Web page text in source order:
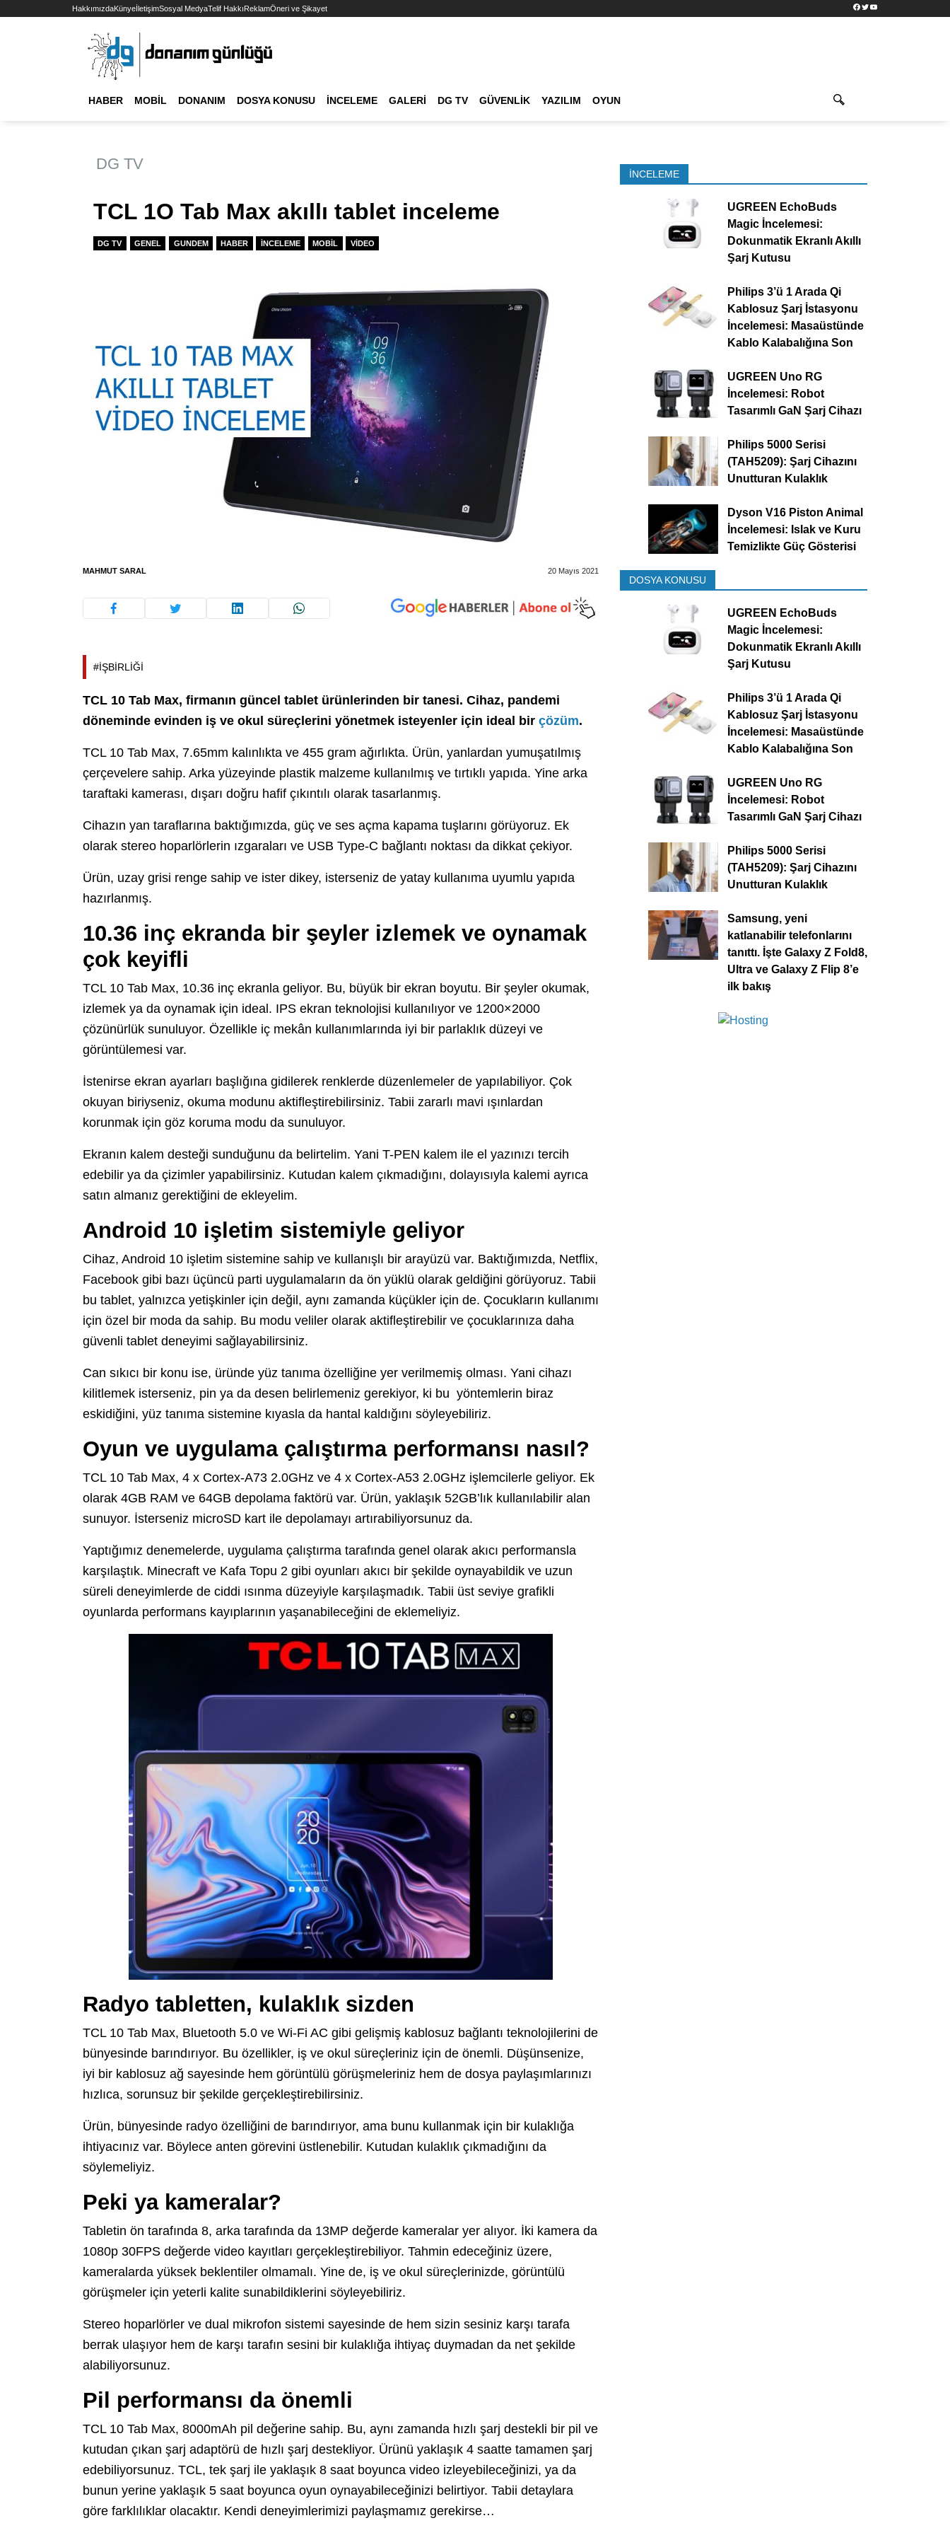
HakkımızdaKünyeİletişimSosyal MedyaTelif HakkıReklamÖneri ve Şikayet Facebook
TwitterYouTube
HABER MOBIL DONANIM DOSYA KONUSU İNCELEME GALERI DG TV GÜVENLIK YAZILIM OYUN
DG TV
TCL 1O Tab Max akıllı tablet inceleme
DG TV GENEL GUNDEM HABER İNCELEME MOBIL VIDEO
MAHMUT SARAL 20 Mayıs 2021
#İŞBİRLİĞİ
TCL 10 Tab Max, firmanın güncel tablet ürünlerinden bir tanesi. Cihaz, pandemi
döneminde evinden iş ve okul süreçlerini yönetmek isteyenler için ideal bir çözüm.
TCL 10 Tab Max, 7.65mm kalınlıkta ve 455 gram ağırlıkta. Ürün, yanlardan yumuşatılmış
çerçevelere sahip. Arka yüzeyinde plastik malzeme kullanılmış ve tırtıklı yapıda. Yine arka
taraftaki kamerası, dışarı doğru hafif çıkıntılı olarak tasarlanmış.
Cihazın yan taraflarına baktığımızda, güç ve ses açma kapama tuşlarını görüyoruz. Ek
olarak stereo hoparlörlerin ızgaraları ve USB Type-C bağlantı noktası da dikkat çekiyor.
Ürün, uzay grisi renge sahip ve ister dikey, isterseniz de yatay kullanıma uyumlu yapıda
hazırlanmış.
10.36 inç ekranda bir şeyler izlemek ve oynamak
çok keyifli
TCL 10 Tab Max, 10.36 inç ekranla geliyor. Bu, büyük bir ekran boyutu. Bir şeyler okumak,
izlemek ya da oynamak için ideal. IPS ekran teknolojisi kullanılıyor ve 1200×2000
çözünürlük sunuluyor. Özellikle iç mekân kullanımlarında iyi bir parlaklık düzeyi ve
görüntülemesi var.
İstenirse ekran ayarları başlığına gidilerek renklerde düzenlemeler de yapılabiliyor. Çok
okuyan biriyseniz, okuma modunu aktifleştirebilirsiniz. Tabii zararlı mavi ışınlardan
korunmak için göz koruma modu da sunuluyor.
Ekranın kalem desteği sunduğunu da belirtelim. Yani T-PEN kalem ile el yazınızı tercih
edebilir ya da çizimler yapabilirsiniz. Kutudan kalem çıkmadığını, dolayısıyla kalemi ayrıca
satın almanız gerektiğini de ekleyelim.
Android 10 işletim sistemiyle geliyor
Cihaz, Android 10 işletim sistemine sahip ve kullanışlı bir arayüzü var. Baktığımızda, Netflix,
Facebook gibi bazı üçüncü parti uygulamaların da ön yüklü olarak geldiğini görüyoruz. Tabii
bu tablet, yalnızca yetişkinler için değil, aynı zamanda küçükler için de. Çocukların kullanımı
için özel bir moda da sahip. Bu modu veliler olarak aktifleştirebilir ve çocuklarınıza daha
güvenli tablet deneyimi sağlayabilirsiniz.
Can sıkıcı bir konu ise, üründe yüz tanıma özelliğine yer verilmemiş olması. Yani cihazı
kilitlemek isterseniz, pin ya da desen belirlemeniz gerekiyor, ki bu yöntemlerin biraz
eskidiğini, yüz tanıma sistemine kıyasla da hantal kaldığını söyleyebiliriz.
Oyun ve uygulama çalıştırma performansı nasıl?
TCL 10 Tab Max, 4 x Cortex-A73 2.0GHz ve 4 x Cortex-A53 2.0GHz işlemcilerle geliyor. Ek
olarak 4GB RAM ve 64GB depolama faktörü var. Ürün, yaklaşık 52GB’lık kullanılabilir alan
sunuyor. İsterseniz microSD kart ile depolamayı artırabiliyorsunuz da.
Yaptığımız denemelerde, uygulama çalıştırma tarafında genel olarak akıcı performansla
karşılaştık. Minecraft ve Kafa Topu 2 gibi oyunları akıcı bir şekilde oynayabildik ve uzun
süreli deneyimlerde de ciddi ısınma düzeyiyle karşılaşmadık. Tabii üst seviye grafikli
oyunlarda performans kayıplarının yaşanabileceğini de eklemeliyiz.
Radyo tabletten, kulaklık sizden
TCL 10 Tab Max, Bluetooth 5.0 ve Wi-Fi AC gibi gelişmiş kablosuz bağlantı teknolojilerini de
bünyesinde barındırıyor. Bu özellikler, iş ve okul süreçleriniz için de önemli. Düşünsenize,
iyi bir kablosuz ağ sayesinde hem görüntülü görüşmeleriniz hem de dosya paylaşımlarınızı
hızlıca, sorunsuz bir şekilde gerçekleştirebilirsiniz.
Ürün, bünyesinde radyo özelliğini de barındırıyor, ama bunu kullanmak için bir kulaklığa
ihtiyacınız var. Böylece anten görevini üstlenebilir. Kutudan kulaklık çıkmadığını da
söylemeliyiz.
Peki ya kameralar?
Tabletin ön tarafında 8, arka tarafında da 13MP değerde kameralar yer alıyor. İki kamera da
1080p 30FPS değerde video kayıtları gerçekleştirebiliyor. Tahmin edeceğiniz üzere,
kameralarda yüksek beklentiler olmamalı. Yine de, iş ve okul süreçlerinizde, görüntülü
görüşmeler için yeterli kalite sunabildiklerini söyleyebiliriz.
Stereo hoparlörler ve dual mikrofon sistemi sayesinde de hem sizin sesiniz karşı tarafa
berrak ulaşıyor hem de karşı tarafın sesini bir kulaklığa ihtiyaç duymadan da net şekilde
alabiliyorsunuz.
Pil performansı da önemli
TCL 10 Tab Max, 8000mAh pil değerine sahip. Bu, aynı zamanda hızlı şarj destekli bir pil ve
kutudan çıkan şarj adaptörü de hızlı şarj destekliyor. Ürünü yaklaşık 4 saatte tamamen şarj
edebiliyorsunuz. TCL, tek şarj ile yaklaşık 8 saat boyunca video izleyebileceğinizi, ya da
bunun yerine yaklaşık 5 saat boyunca oyun oynayabileceğinizi belirtiyor. Tabii detaylara
göre farklılıklar olacaktır. Kendi deneyimlerimizi paylaşmamız gerekirse…
İNCELEME
UGREEN EchoBuds
Magic İncelemesi:
Dokunmatik Ekranlı Akıllı
Şarj Kutusu
Philips 3’ü 1 Arada Qi
Kablosuz Şarj İstasyonu
İncelemesi: Masaüstünde
Kablo Kalabalığına Son
UGREEN Uno RG
İncelemesi: Robot
Tasarımlı GaN Şarj Cihazı
Philips 5000 Serisi
(TAH5209): Şarj Cihazını
Unutturan Kulaklık
Dyson V16 Piston Animal
İncelemesi: Islak ve Kuru
Temizlikte Güç Gösterisi
DOSYA KONUSU
UGREEN EchoBuds
Magic İncelemesi:
Dokunmatik Ekranlı Akıllı
Şarj Kutusu
Philips 3’ü 1 Arada Qi
Kablosuz Şarj İstasyonu
İncelemesi: Masaüstünde
Kablo Kalabalığına Son
UGREEN Uno RG
İncelemesi: Robot
Tasarımlı GaN Şarj Cihazı
Philips 5000 Serisi
(TAH5209): Şarj Cihazını
Unutturan Kulaklık
Samsung, yeni
katlanabilir telefonlarını
tanıttı. İşte Galaxy Z Fold8,
Ultra ve Galaxy Z Flip 8’e
ilk bakış